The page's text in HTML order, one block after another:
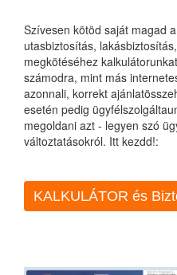
Szívesen kötöd saját magad
utasbiztosítás,
megkötéséhez
számodra, mint más
azonnali, korrekt
esetén pedig
megoldani azt - legyen szó
változtatásokról. Itt kezdd!:
KALKULÁTOR és